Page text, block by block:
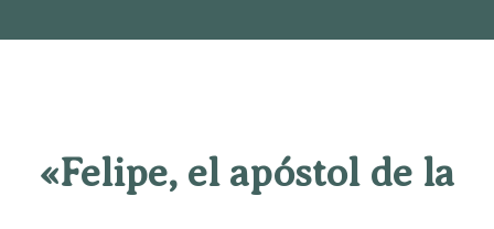
«Felipe, el apóstol de la